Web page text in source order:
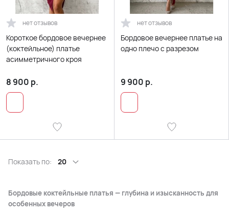
нет отзывов
Короткое бордовое вечернее
(коктейльное) платье
асимметричного кроя
8 900 р.
нет отзывов
Бордовое вечернее платье на
одно плечо с разрезом
9 900 р.
Показать по: 20
Бордовые коктейльные платья — глубина и изысканность для
особенных вечеров